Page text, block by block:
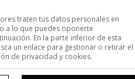
traten tus datos personales en
a lo que puedes oponerte
En la parte inferior de esta
un enlace para gestionar o retirar el
de privacidad y cookies.